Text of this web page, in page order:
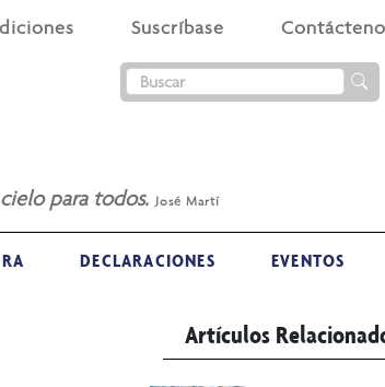
Suscríbase
para todos. José Martí
DECLARACIONES EVENTOS
Artículos